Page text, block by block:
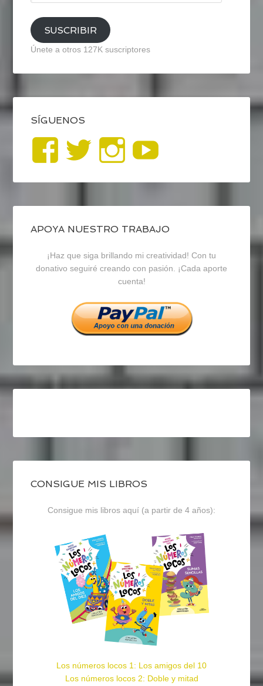
email
SUSCRIBIR
Únete a otros 127K suscriptores
SÍGUENOS
Ver
perfil
de
blogrecursosep
en
Facebook
Ver
perfil
de
recursosep
en
Twitter
Ver
perfil
de
recursosep
en
Instagram
APOYA NUESTRO TRABAJO
¡Haz que siga brillando mi creatividad! Con tu
donativo seguiré creando con pasión. ¡Cada aporte
cuenta!
CONSIGUE MIS LIBROS
Consigue mis libros aquí (a partir de 4 años):
Los números locos 1: Los amigos del 10
Los números locos 2: Doble y mitad